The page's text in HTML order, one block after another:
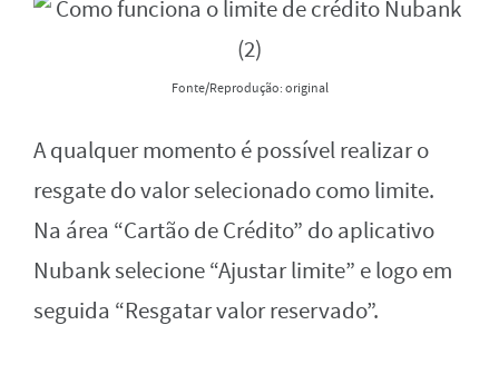
Fonte/Reprodução: original
A qualquer momento é possível realizar o
resgate do valor selecionado como limite.
Na área “Cartão de Crédito” do aplicativo
Nubank selecione “Ajustar limite” e logo em
seguida “Resgatar valor reservado”.